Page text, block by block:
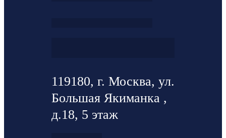
119180, г. Москва, ул.
Большая Якиманка ,
д.18, 5 этаж